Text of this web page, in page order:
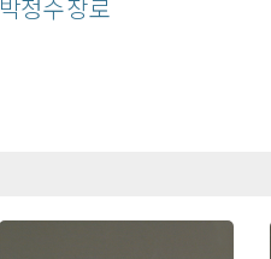
박정수 장로